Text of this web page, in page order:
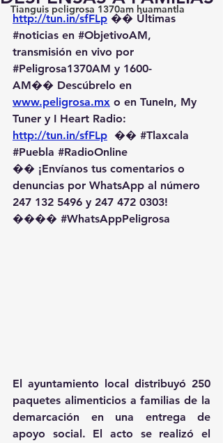
Tianguis peligrosa 1370am huamantla
http://tun.in/sfFLp �� Últimas
#noticias en #ObjetivoAM,
transmisión en vivo por
#Peligrosa1370AM y 1600-
AM��️ Descúbrelo en
www.peligrosa.mx o en TuneIn, My
Tuner y I Heart Radio:
http://tun.in/sfFLp �� #Tlaxcala
#Puebla #RadioOnline
�� ¡Envíanos tus comentarios o
denuncias por WhatsApp al número
247 132 5496 y 247 472 0303!
��️�� #WhatsAppPeligrosa
El ayuntamiento local distribuyó 250
paquetes alimenticios a familias de la
demarcación en una entrega de
apoyo social. El acto se realizó el